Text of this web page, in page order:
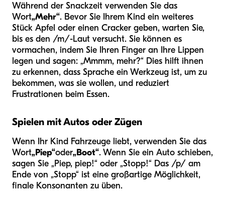
Während der Snackzeit verwenden Sie das
Wort„Mehr“. Bevor Sie Ihrem Kind ein weiteres
Stück Apfel oder einen Cracker geben, warten Sie,
bis es den /m/-Laut versucht. Sie können es
vormachen, indem Sie Ihren Finger an Ihre Lippen
legen und sagen: „Mmmm, mehr?“ Dies hilft ihnen
zu erkennen, dass Sprache ein Werkzeug ist, um zu
bekommen, was sie wollen, und reduziert
Frustrationen beim Essen.
Spielen mit Autos oder Zügen
Wenn Ihr Kind Fahrzeuge liebt, verwenden Sie das
Wort„Piep“oder„Boot“. Wenn Sie ein Auto schieben,
sagen Sie „Piep, piep!“ oder „Stopp!“ Das /p/ am
Ende von „Stopp“ ist eine großartige Möglichkeit,
finale Konsonanten zu üben.